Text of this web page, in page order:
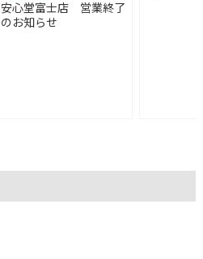
安心堂富士店 営業終了
のお知らせ